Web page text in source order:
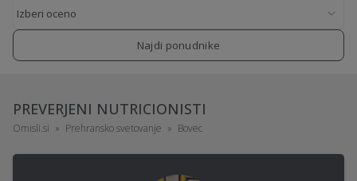
Najdi ponudnike
PREVERJENI NUTRICIONISTI
Omisli.si Prehransko svetovanje Bovec